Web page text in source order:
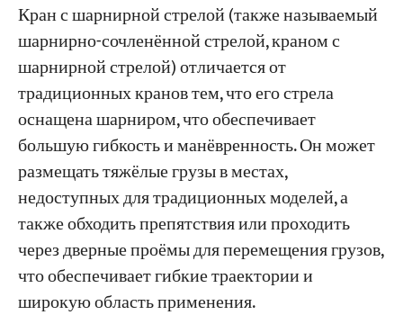
Кран с шарнирной стрелой (также называемый
шарнирно-сочленённой стрелой, краном с
шарнирной стрелой) отличается от
традиционных кранов тем, что его стрела
оснащена шарниром, что обеспечивает
большую гибкость и манёвренность. Он может
размещать тяжёлые грузы в местах,
недоступных для традиционных моделей, а
также обходить препятствия или проходить
через дверные проёмы для перемещения грузов,
что обеспечивает гибкие траектории и
широкую область применения.